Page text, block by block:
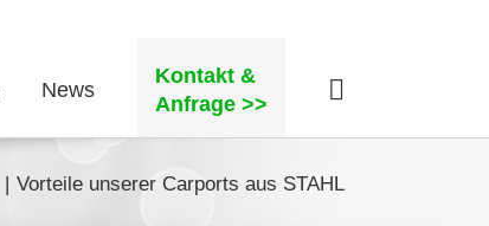
News
Kontakt &
Anfrage >>
Vorteile unserer Carports aus STAHL